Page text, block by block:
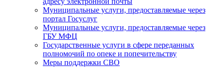
Муниципальные услуги, предоставляемые через
портал Госуслуг
Муниципальные услуги, предоставляемые через
ГБУ МФЦ
Государственные услуги в сфере переданных
полномочий по опеке и попечительству
Меры поддержки СВО